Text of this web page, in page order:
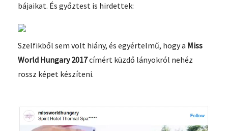
bájaikat. És győztest is hirdettek:
Szelfikből sem volt hiány, és egyértelmű, hogy a Miss
World Hungary 2017címért küzdő lányokról nehéz
rossz képet készíteni.